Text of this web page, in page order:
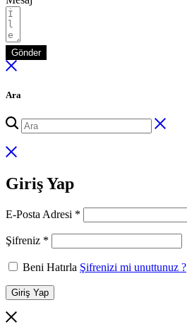
Gönder
Ara
Giriş Yap
E-Posta Adresi *
Şifreniz *
Beni Hatırla Şifrenizi mi unuttunuz ?
Giriş Yap